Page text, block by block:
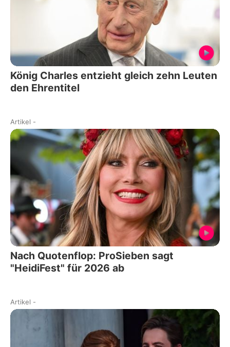
König Charles entzieht gleich zehn Leuten
den Ehrentitel
Artikel -
Nach Quotenflop: ProSieben sagt
"HeidiFest" für 2026 ab
Artikel -